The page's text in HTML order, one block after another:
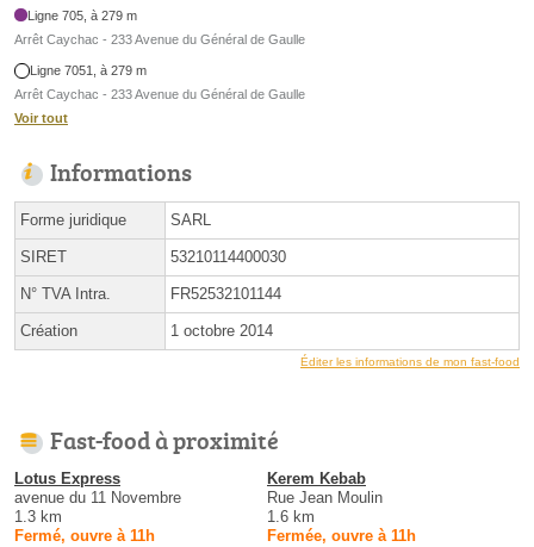
Ligne 705, à 279 m
Arrêt Caychac - 233 Avenue du Général de Gaulle
Ligne 7051, à 279 m
Arrêt Caychac - 233 Avenue du Général de Gaulle
Voir tout
Informations
Forme juridique SARL
SIRET 53210114400030
N° TVA Intra. FR52532101144
Création 1 octobre 2014
Éditer les informations de mon fast-food
Fast-food à proximité
Lotus Express
avenue du 11 Novembre
1.3 km
Fermé, ouvre à 11h
Kerem Kebab
Rue Jean Moulin
1.6 km
Fermée, ouvre à 11h